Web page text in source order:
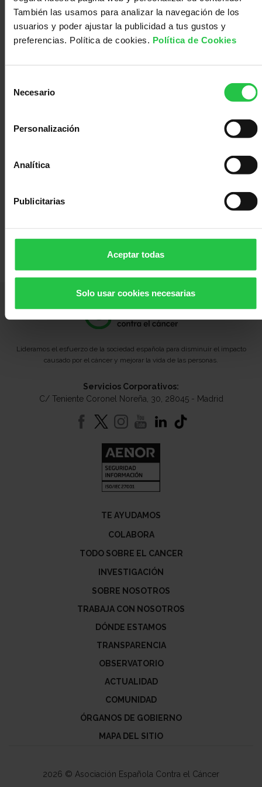
También las usamos para analizar la navegación de los
usuarios y poder ajustar la publicidad a tus gustos y
preferencias. Política de cookies. Política de Cookies
Necesario
Personalización
Analítica
Publicitarias
Aceptar todas
Solo usar cookies necesarias
Médico
Acompañamiento
dirigido
Te puede interesar:
Noticia del VHIO
Artículo científico
Lideramos el esfuerzo de la sociedad española para disminuir el impacto
causado por el cáncer y mejorar la vida de las personas.
Servicios Corporativos:
C/ Teniente Coronel Noreña, 30, 28045 - Madrid
TE AYUDAMOS
COLABORA
TODO SOBRE EL CANCER
INVESTIGACIÓN
SOBRE NOSOTROS
TRABAJA CON NOSOTROS
DÓNDE ESTAMOS
TRANSPARENCIA
OBSERVATORIO
ACTUALIDAD
COMUNIDAD
ÓRGANOS DE GOBIERNO
MAPA DEL SITIO
2026 © Asociación Española Contra el Cáncer